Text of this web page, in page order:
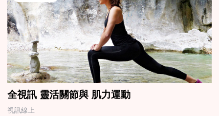
全視訊 靈活關節與 肌力運動
視訊線上